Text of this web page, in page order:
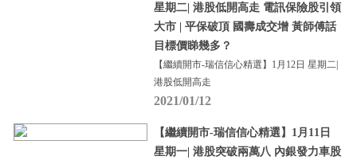
星期二| 港股低開高走 電訊保險股引領
大市 | 平保破頂 國壽成交增 黃師傅話
目標價睇幾多？
【繼續開市-瑞信信心精選】1月12日 星期二|
港股低開高走
2021/01/12
【繼續開市-瑞信信心精選】1月11日
星期一| 港股突破兩萬八 內銀發力車股